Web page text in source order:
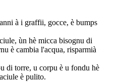
à i graffii, gocce, è bumps
ùn hè micca bisognu di
è cambia l'acqua, risparmià
di torre, u corpu è u fondu hè
è pulito.